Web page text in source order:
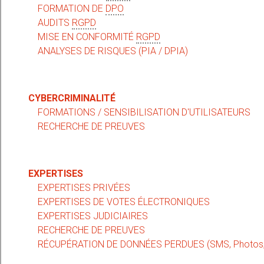
FORMATION DE DPO
AUDITS RGPD
MISE EN CONFORMITÉ RGPD
ANALYSES DE RISQUES (PIA / DPIA)
CYBERCRIMINALITÉ
FORMATIONS / SENSIBILISATION D'UTILISATEURS
RECHERCHE DE PREUVES
EXPERTISES
EXPERTISES PRIVÉES
EXPERTISES DE VOTES ÉLECTRONIQUES
EXPERTISES JUDICIAIRES
RECHERCHE DE PREUVES
RÉCUPÉRATION DE DONNÉES PERDUES (SMS,